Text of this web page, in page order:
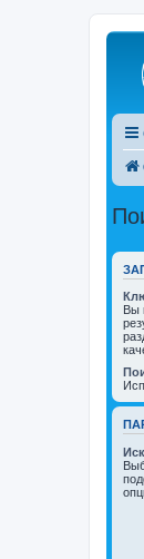
Вы